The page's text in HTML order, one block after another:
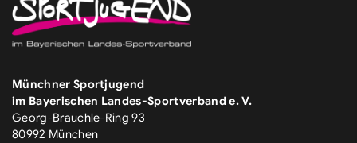
Münchner Sportjugend
im Bayerischen Landes-Sportverband e. V.
Georg-Brauchle-Ring 93
80992 München